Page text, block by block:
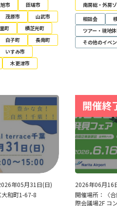
旭市
匝瑳市
茂原市
山武市
町
横芝光町
白子町
長南町
いすみ市
木更津市
南房総・外房
相談会
ツアー・現地
その他のイベ
年05月31日(日)
大和町1-67-8
2026年06月16
開催場所：〈
際会議場2F コ